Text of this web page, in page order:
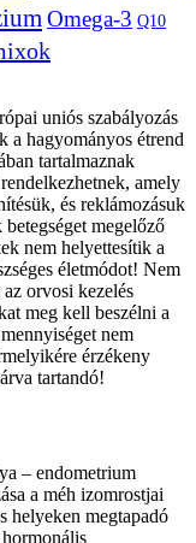
Omega-3 Q10
uniós szabályozás
a hagyományos étrend
tartalmaznak
amely
és reklámozásuk
megelőző
nem helyettesítik a
életmódot! Nem
orvosi kezelés
meg kell beszélni a
nem
érzékeny
tartandó!
– endometrium
a méh izomrostjai
helyeken megtapadó